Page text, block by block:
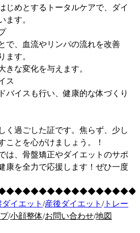
じめとするトータルケアで、ダイ
ます。
で、血流やリンパの流れを改善
ます。
きな変化を与えます。
ス
バイスも行い、健康的な体づくり
く過ごした証です。焦らず、少し
ことを心がけましょう。！
は、骨盤矯正やダイエットのサポ
康を全力で応援します！ぜひ一度
イエット /産後ダイエット /トレー
/小顔整体/お問い合わせ/地図